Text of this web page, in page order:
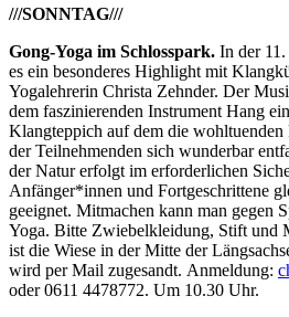
///SONNTAG///
Gong-Yoga im Schlosspark. In der
es ein besonderes Highlight mit
Yogalehrerin Christa Zehnder. Der
dem faszinierenden Instrument Hang
Klangteppich auf dem die wohltuenden
der Teilnehmenden sich wunderbar
der Natur erfolgt im erforderlichen
Anfänger*innen und Fortgeschrittene
geeignet. Mitmachen kann man gegen
Yoga. Bitte Zwiebelkleidung, Stift und
ist die Wiese in der Mitte der
wird per Mail zugesandt. Anmeldung:
oder 0611 4478772. Um 10.30 Uhr.